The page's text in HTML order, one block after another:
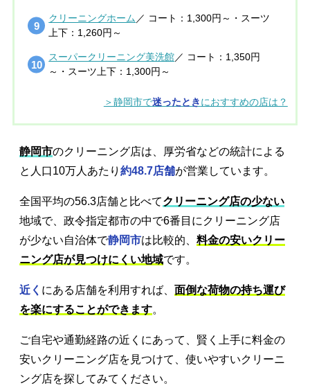
クリーニングホーム ／ コート：1,300円～・スーツ
上下：1,260円～
スーパークリーニング美洗館／ コート：1,350円
～・スーツ上下：1,300円～
＞静岡市で迷ったとき におすすめの店は？
静岡市のクリーニング店は、厚労省などの統計による
と人口10万人あたり 約48.7店舗が営業しています。
全国平均の56.3店舗と比べてクリーニング店の少ない
地域で、政令指定都市の中で6番目にクリーニング店
が少ない自治体で静岡市は比較的、 料金の安いクリー
ニング店が見つけにくい地域です。
近く にある店舗を利用すれば、 面倒な荷物の持ち運び
を楽にすることができます。
ご自宅や通勤経路の近くにあって、賢く上手に料金の
安いクリーニング店を見つけて、使いやすいクリーニ
ング店を探してみてください。